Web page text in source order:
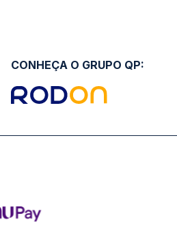
CONHEÇA O GRUPO QP: